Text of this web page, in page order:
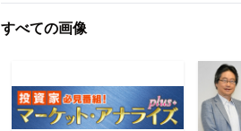
すべての画像